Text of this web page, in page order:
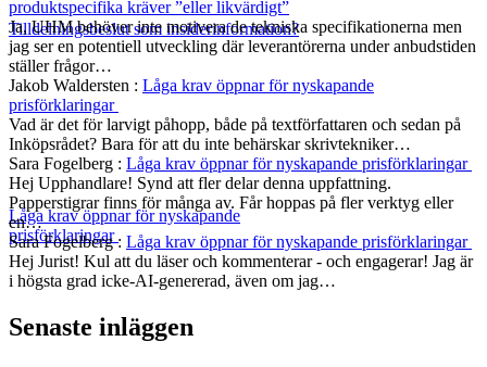
Tilldelningsbeslut som insiderinformation?
Låga krav öppnar för nyskapande
prisförklaringar
produktspecifika kräver ”eller likvärdigt”
Ja, UHM behöver inte motivera de tekniska specifikationerna men
jag ser en potentiell utveckling där leverantörerna under anbudstiden
ställer frågor…
Jakob Waldersten : Låga krav öppnar för nyskapande
prisförklaringar
Vad är det för larvigt påhopp, både på textförfattaren och sedan på
Inköpsrådet? Bara för att du inte behärskar skrivtekniker…
Sara Fogelberg : Låga krav öppnar för nyskapande prisförklaringar
Hej Upphandlare! Synd att fler delar denna uppfattning.
Papperstigrar finns för många av. Får hoppas på fler verktyg eller
en…
Sara Fogelberg: Låga krav öppnar för nyskapande prisförklaringar
Hej Jurist! Kul att du läser och kommenterar - och engagerar! Jag är
i högsta grad icke-AI-genererad, även om jag…
Senaste inläggen